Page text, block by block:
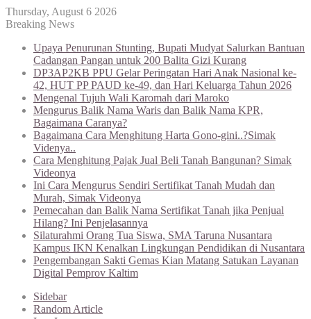
Thursday, August 6 2026
Breaking News
Upaya Penurunan Stunting, Bupati Mudyat Salurkan Bantuan
Cadangan Pangan untuk 200 Balita Gizi Kurang
DP3AP2KB PPU Gelar Peringatan Hari Anak Nasional ke-
42, HUT PP PAUD ke-49, dan Hari Keluarga Tahun 2026
Mengenal Tujuh Wali Karomah dari Maroko
Mengurus Balik Nama Waris dan Balik Nama KPR,
Bagaimana Caranya?
Bagaimana Cara Menghitung Harta Gono-gini..?Simak
Videnya..
Cara Menghitung Pajak Jual Beli Tanah Bangunan? Simak
Videonya
Ini Cara Mengurus Sendiri Sertifikat Tanah Mudah dan
Murah, Simak Videonya
Pemecahan dan Balik Nama Sertifikat Tanah jika Penjual
Hilang? Ini Penjelasannya
Silaturahmi Orang Tua Siswa, SMA Taruna Nusantara
Kampus IKN Kenalkan Lingkungan Pendidikan di Nusantara
Pengembangan Sakti Gemas Kian Matang Satukan Layanan
Digital Pemprov Kaltim
Sidebar
Random Article